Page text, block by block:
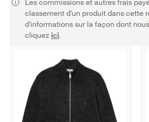
Les commissions et autres frais
classement d'un produit dans cette
d'informations sur la façon dont
cliquezici.